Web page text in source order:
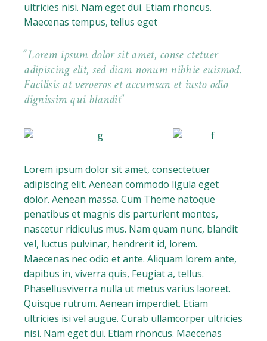
ultricies nisi. Nam eget dui. Etiam rhoncus.
Maecenas tempus, tellus eget
Lorem ipsum dolor sit amet, conse ctetuer
adipiscing elit, sed diam nonum nibhie euismod.
Facilisis at veroeros et accumsan et iusto odio
dignissim qui blandit
Lorem ipsum dolor sit amet, consectetuer
adipiscing elit. Aenean commodo ligula eget
dolor. Aenean massa. Cum Theme natoque
penatibus et magnis dis parturient montes,
nascetur ridiculus mus. Nam quam nunc, blandit
vel, luctus pulvinar, hendrerit id, lorem.
Maecenas nec odio et ante. Aliquam lorem ante,
dapibus in, viverra quis, Feugiat a, tellus.
Phasellusviverra nulla ut metus varius laoreet.
Quisque rutrum. Aenean imperdiet. Etiam
ultricies isi vel augue. Curab ullamcorper ultricies
nisi. Nam eget dui. Etiam rhoncus. Maecenas